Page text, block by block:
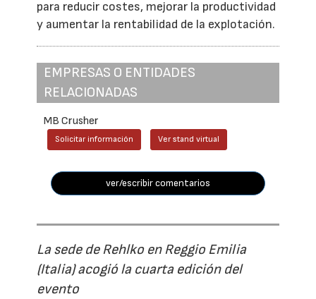
para reducir costes, mejorar la productividad
y aumentar la rentabilidad de la explotación.
EMPRESAS O ENTIDADES
RELACIONADAS
MB Crusher
Solicitar información Ver stand virtual
ver/escribir comentarios
La sede de Rehlko en Reggio Emilia
(Italia) acogió la cuarta edición del
evento